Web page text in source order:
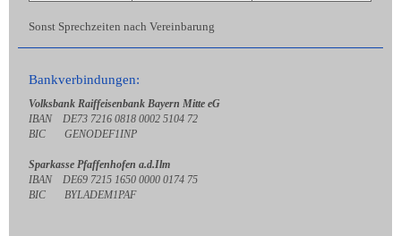
Sonst Sprechzeiten nach Vereinbarung
Bankverbindungen:
Volksbank Raiffeisenbank Bayern Mitte eG
IBAN DE73 7216 0818 0002 5104 72
BIC GENODEF1INP
Sparkasse Pfaffenhofen a.d.Ilm
IBAN DE69 7215 1650 0000 0174 75
BIC BYLADEM1PAF